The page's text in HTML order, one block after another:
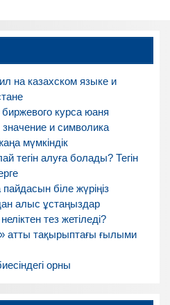
на казахском языке и
курса юаня
и символика
мүмкіндік
тегін алуға болады? Тегін
біле жүріңіз
алыс ұстаңыздар
тез жетіледі?
атты тақырыптағы ғылыми
орны